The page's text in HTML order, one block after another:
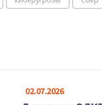
02.07.2026